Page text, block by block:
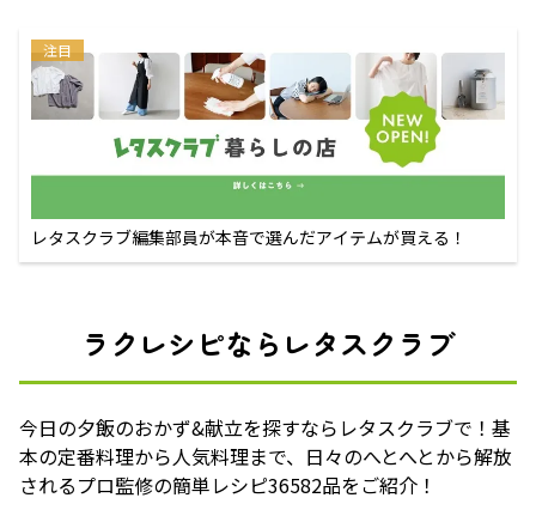
注目
レタスクラブ編集部員が本音で選んだアイテムが買える！
ラクレシピならレタスクラブ
今日の夕飯のおかず&献立を探すならレタスクラブで！基
本の定番料理から人気料理まで、日々のへとへとから解放
されるプロ監修の簡単レシピ36582品をご紹介！